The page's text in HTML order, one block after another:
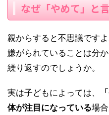
なぜ「やめて」と
親からすると不思議ですよ
嫌がられていることは分
繰り返すのでしょうか。
実は子どもによっては、
体が注目になっている場